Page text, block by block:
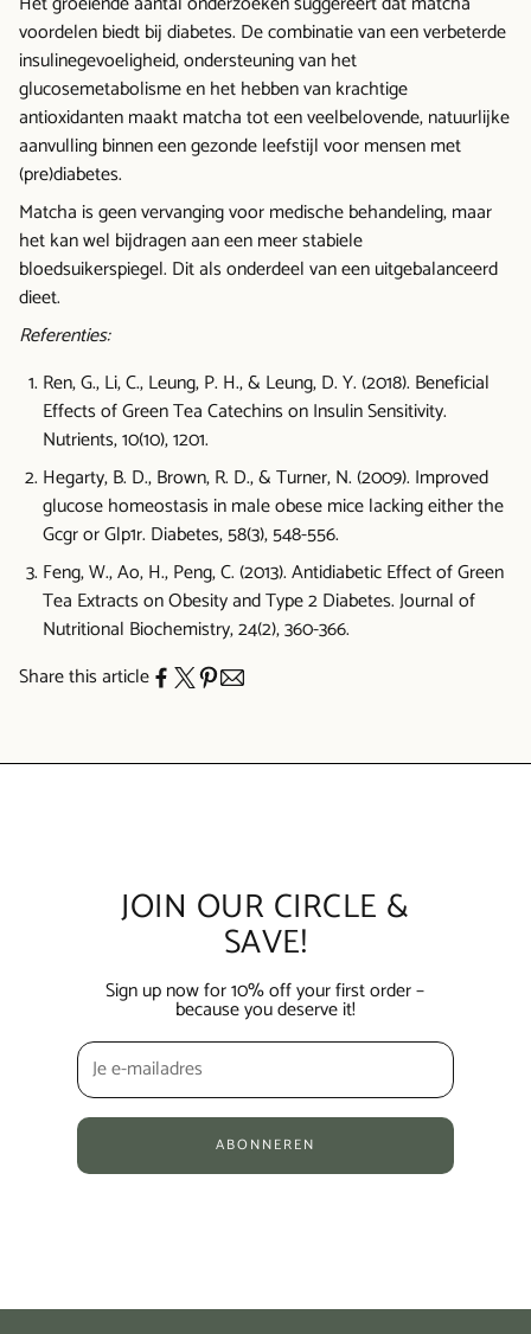
voordelen biedt bij diabetes. De combinatie van een verbeterde
insulinegevoeligheid, ondersteuning van het
glucosemetabolisme en het hebben van krachtige
antioxidanten maakt matcha tot een veelbelovende, natuurlijke
aanvulling binnen een gezonde leefstijl voor mensen met
(pre)diabetes.
Matcha is geen vervanging voor medische behandeling, maar
het kan wel bijdragen aan een meer stabiele
bloedsuikerspiegel. Dit als onderdeel van een uitgebalanceerd
dieet.
Referenties:
Ren, G., Li, C., Leung, P. H., & Leung, D. Y. (2018). Beneficial
Effects of Green Tea Catechins on Insulin Sensitivity.
Nutrients, 10(10), 1201.
Hegarty, B. D., Brown, R. D., & Turner, N. (2009). Improved
glucose homeostasis in male obese mice lacking either the
Gcgr or Glp1r. Diabetes, 58(3), 548-556.
Feng, W., Ao, H., Peng, C. (2013). Antidiabetic Effect of Green
Tea Extracts on Obesity and Type 2 Diabetes. Journal of
Nutritional Biochemistry, 24(2), 360-366.
Share this article
JOIN OUR CIRCLE &
SAVE!
Sign up now for 10% off your first order –
because you deserve it!
ABONNEREN